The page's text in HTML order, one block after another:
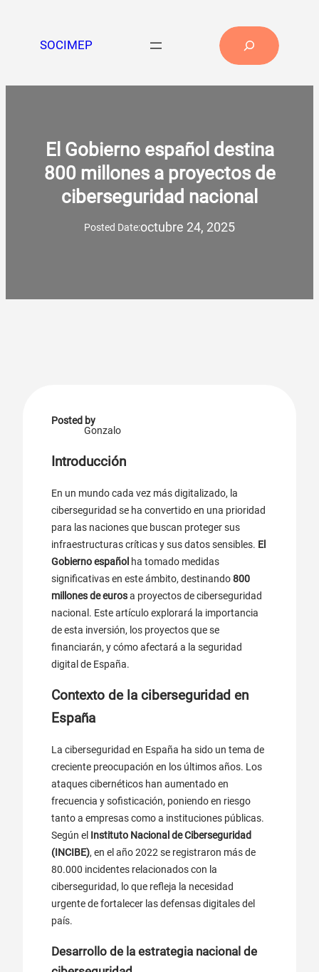
contenidoSOCIMEP
Search
El Gobierno español destina
800 millones a proyectos de
ciberseguridad nacional
Posted Date:octubre 24, 2025
Posted by
Gonzalo
Introducción
En un mundo cada vez más digitalizado, la
ciberseguridad se ha convertido en una prioridad
para las naciones que buscan proteger sus
infraestructuras críticas y sus datos sensibles. El
Gobierno español ha tomado medidas
significativas en este ámbito, destinando800
millones de eurosa proyectos de ciberseguridad
nacional. Este artículo explorará la importancia
de esta inversión, los proyectos que se
financiarán, y cómo afectará a la seguridad
digital de España.
Contexto de la ciberseguridad en
España
La ciberseguridad en España ha sido un tema de
creciente preocupación en los últimos años. Los
ataques cibernéticos han aumentado en
frecuencia y sofisticación, poniendo en riesgo
tanto a empresas como a instituciones públicas.
Según el Instituto Nacional de Ciberseguridad
(INCIBE), en el año 2022 se registraron más de
80.000 incidentes relacionados con la
ciberseguridad, lo que refleja la necesidad
urgente de fortalecer las defensas digitales del
país.
Desarrollo de la estrategia nacional de